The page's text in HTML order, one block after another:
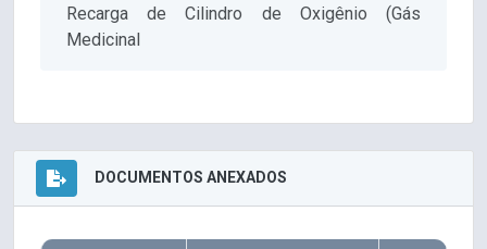
Recarga de Cilindro de Oxigênio (Gás
Medicinal
DOCUMENTOS ANEXADOS